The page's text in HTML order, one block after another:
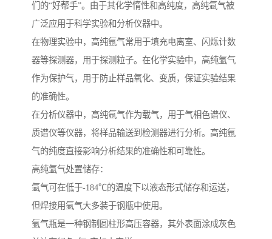
们的“好帮手”。由于其化学惰性和高纯度，高纯氩气被
广泛应用于科学实验和分析仪器中。
在物理实验中，高纯氩气常用于填充电离室、闪烁计数
器等探测器，用于探测粒子。在化学实验中，高纯氩气
作为保护气，用于防止样品氧化、变质，保证实验结果
的准确性。
在分析仪器中，高纯氩气作为载气，用于气相色谱仪、
质谱仪等仪器，将样品输送到检测器进行分析。高纯氩
气的纯度直接影响分析结果的准确性和可靠性。
高纯氩气处置储存：
氩气可在低于-184℃的温度下以液态形式储存和运送，
但焊接用氩气大多装于钢瓶中使用。
氩气瓶是一种钢制圆柱形高压容器，其外表面涂成灰色